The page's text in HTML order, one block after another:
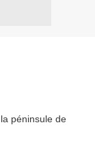
péninsule de